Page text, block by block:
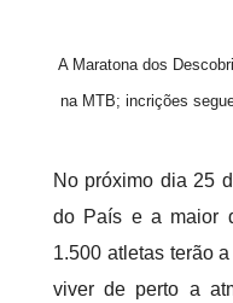
A Maratona dos
na MTB; incrições
No próximo dia 25
do País e a maior
1.500 atletas terão
viver de perto a